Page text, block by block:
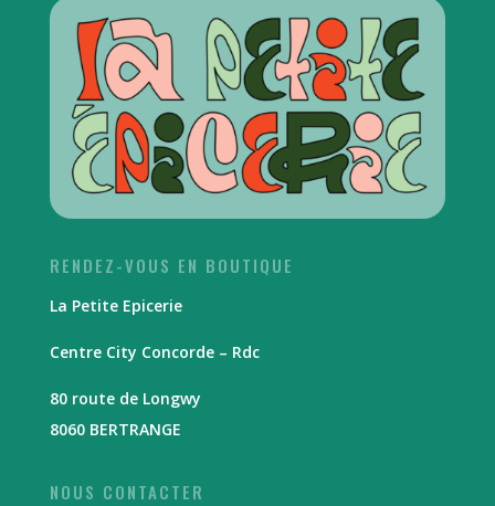
RENDEZ-VOUS EN BOUTIQUE
La Petite Epicerie
Centre City Concorde – Rdc
80 route de Longwy
8060 BERTRANGE
NOUS CONTACTER